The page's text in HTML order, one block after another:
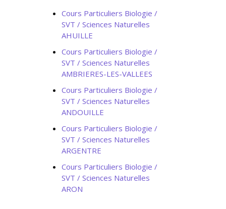
Cours Particuliers Biologie /
SVT / Sciences Naturelles
AHUILLE
Cours Particuliers Biologie /
SVT / Sciences Naturelles
AMBRIERES-LES-VALLEES
Cours Particuliers Biologie /
SVT / Sciences Naturelles
ANDOUILLE
Cours Particuliers Biologie /
SVT / Sciences Naturelles
ARGENTRE
Cours Particuliers Biologie /
SVT / Sciences Naturelles
ARON